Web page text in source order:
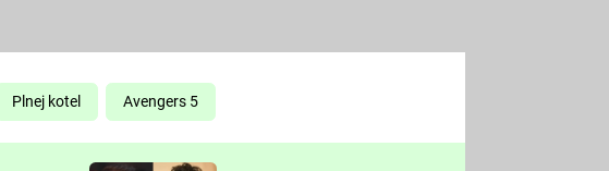
KOMEDIE
CHUCK
NORRIS
Prima LAJK
Plnej kotel Avengers 5